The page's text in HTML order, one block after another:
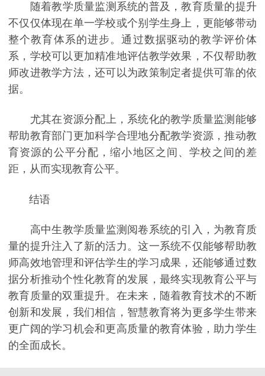
随着教学质量监测系统的普及，教育质量的提升
不仅仅体现在单一学校或个别学生身上，更能够带动
整个教育体系的进步。通过数据驱动的教学评价体
系，学校可以更加精准地评估教学效果，不仅帮助教
师改进教学方法，还可以为政策制定者提供可靠的依
据。
尤其在资源分配上，系统化的教学质量监测能够
帮助教育部门更加科学合理地分配教学资源，推动教
育资源的公平分配，缩小地区之间、学校之间的差
距，从而实现教育公平。
结语
高中生教学质量监测阅卷系统的引入，为教育质
量的提升注入了新的活力。这一系统不仅能够帮助教
师高效地管理和评估学生的学习成果，还能够通过数
据分析推动个性化教育的发展，最终实现教育公平与
教育质量的双重提升。在未来，随着教育技术的不断
创新和发展，我们相信，智慧教育将为更多学生带来
更广阔的学习机会和更高质量的教育体验，助力学生
的全面成长。